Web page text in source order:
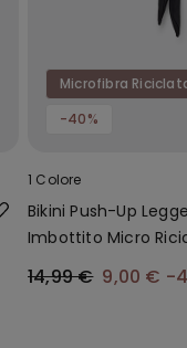
Microfibra
-40%
1 Colore
Bikini Push-Up
Imbottito Micro
14,99 € 9,00 € -